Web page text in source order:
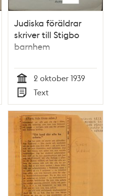
Judiska föräldrar
skriver till Stigbo
barnhem
Tid
2 oktober 1939
Typ
Text